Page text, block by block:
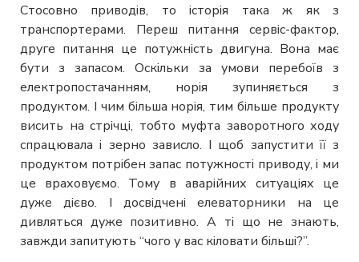
Стосовно приводів, то історія така ж як з
транспортерами. Переш питання сервіс-фактор,
друге питання це потужність двигуна. Вона має
бути з запасом. Оскільки за умови перебоїв з
електропостачанням, норія зупиняється з
продуктом. І чим більша норія, тим більше продукту
висить на стрічці, тобто муфта заворотного ходу
спрацювала і зерно зависло. І щоб запустити її з
продуктом потрібен запас потужності приводу, і ми
це враховуємо. Тому в аварійних ситуаціях це
дуже дієво. І досвідчені елеваторники на це
дивляться дуже позитивно. А ті що не знають,
завжди запитують “чого у вас кіловати більші?”.